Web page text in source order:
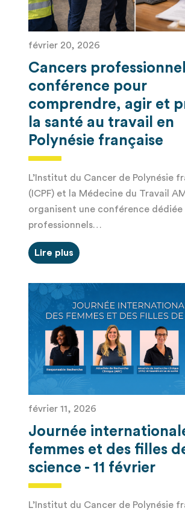
Cancers
conférence pour
comprendre, agir et
la santé au travail en
Polynésie française
février 20, 2026
L’Institut du Cancer de Polynésie
(ICPF) et la Médecine du Travail
organisent une conférence dédiée
professionnels…
Lire plus
Journée
femmes et des filles
science - 11 février
février 11, 2026
L’Institut du Cancer de Polynésie